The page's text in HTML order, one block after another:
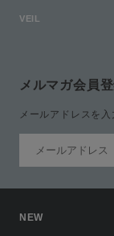
VEIL
メルマガ会員
メールアドレスを
NEW